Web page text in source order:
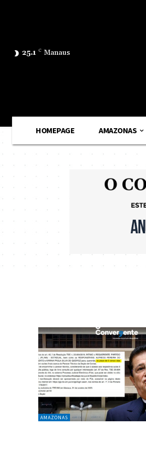
25.1 C Manaus
HOMEPAGE AMAZONAS
AMAZONAS